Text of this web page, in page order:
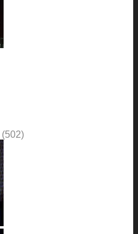
(502)